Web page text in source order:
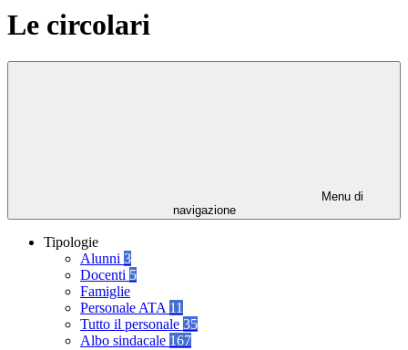
Le circolari
Menu di
navigazione
Tipologie
Alunni 3
Docenti 5
Famiglie
Personale ATA 11
Tutto il personale 35
Albo sindacale 167